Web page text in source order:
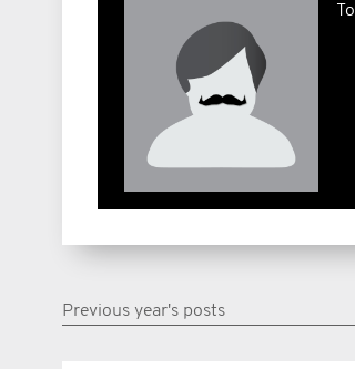
Previous year's posts